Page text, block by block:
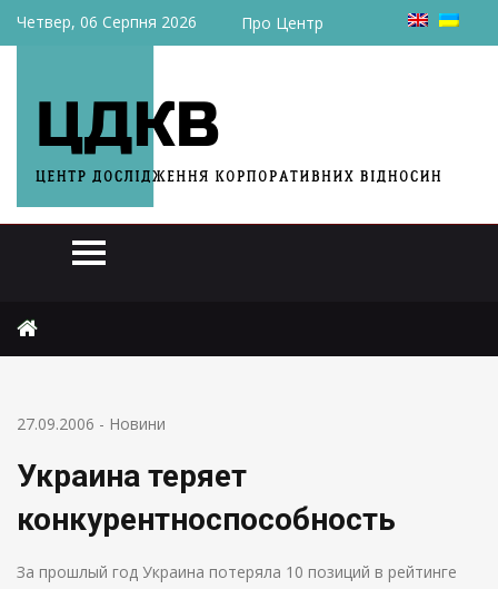
Четвер, 06 Серпня 2026 Про Центр
Украина теряет конкурентноспособность
27.09.2006 - Новини
Украина теряет
конкурентноспособность
За прошлый год Украина потеряла 10 позиций в рейтинге